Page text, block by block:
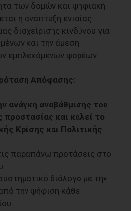
των δομών και ψηφιακή
η ανάπτυξη ενιαίας
διαχείρισης κινδύνου για
και την άμεση
εμπλεκόμενων φορέων.
Απόφασης:
ανάγκη αναβάθμισης του
προστασίας και καλεί το
Κρίσης και Πολιτικής
παραπάνω προτάσεις στο
διάλογο με την
την ψήφιση κάθε